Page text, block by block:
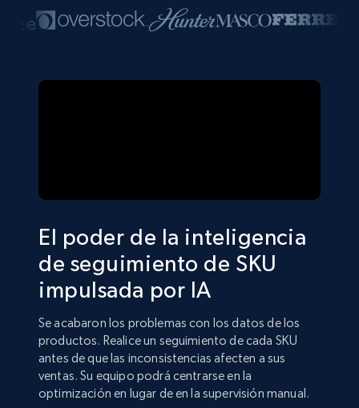
El poder de la inteligencia
de seguimiento de SKU
impulsada por IA
Se acabaron los problemas con los datos de los
productos. Realice un seguimiento de cada SKU
antes de que las inconsistencias afecten a sus
ventas. Su equipo podrá centrarse en la
optimización en lugar de en la supervisión manual.